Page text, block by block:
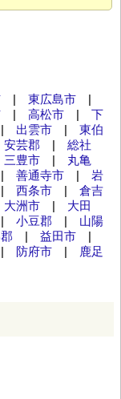
| 東広島市 |
| 高松市 | 下
出雲市 | 東伯
安芸郡 | 総社
三豊市 | 丸亀
善通寺市 | 岩
西条市 | 倉吉
大洲市 | 大田
小豆郡 | 山陽
| 益田市 |
防府市 |
鹿足